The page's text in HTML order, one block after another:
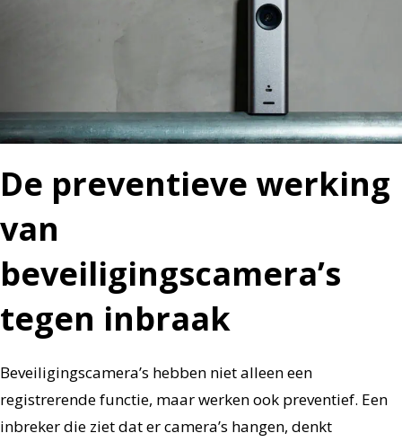
De preventieve werking
van
beveiligingscamera’s
tegen inbraak
Beveiligingscamera’s hebben niet alleen een
registrerende functie, maar werken ook preventief. Een
inbreker die ziet dat er camera’s hangen, denkt